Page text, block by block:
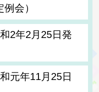
会）
2年2月25日発
元年11月25日